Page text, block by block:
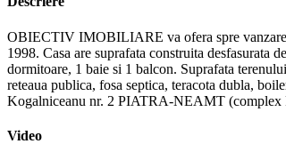
OBIECTIV IMOBILIARE va ofera spre vanzare
1998. Casa are suprafata construita desfasurata
dormitoare, 1 baie si 1 balcon. Suprafata
reteaua publica, fosa septica, teracota dubla,
Kogalniceanu nr. 2 PIATRA-NEAMT (complex
Video